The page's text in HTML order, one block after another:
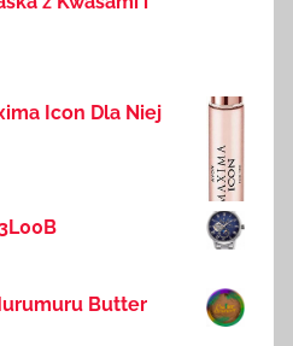
Icon Dla Niej
Butter